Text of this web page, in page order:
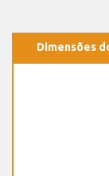
Dimensões